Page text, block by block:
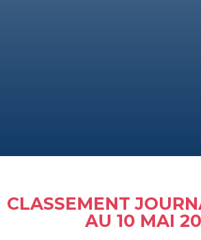
CLASSEMENT
AU 10 MAI